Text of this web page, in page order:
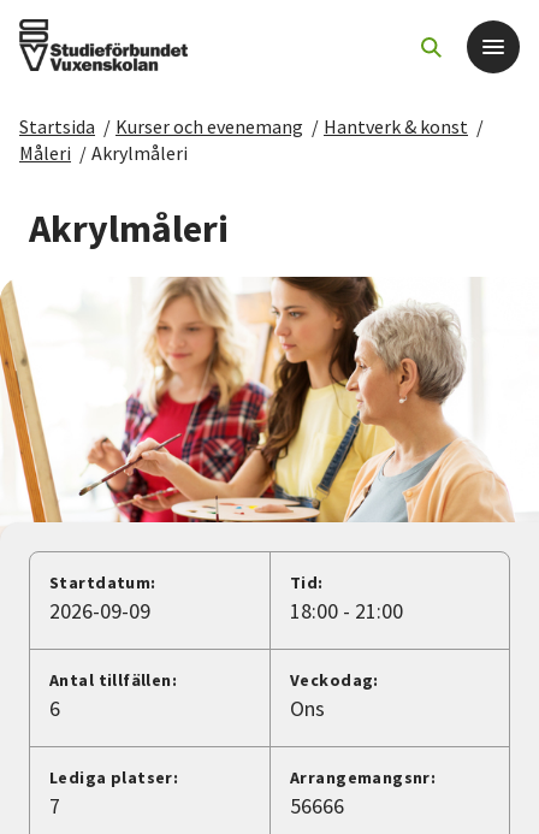
Det här gör vi
För dig som
Sök kurser och evenemang
Om SV
Starta studiecirkel
Cirkelledare
Nyheter
Avdelningar
Lyssna
Startsida / Kurser och evenemang / Hantverk & konst /
Måleri / Akrylmåleri
Akrylmåleri
Startdatum:
2026-09-09
Tid:
18:00 - 21:00
Antal tillfällen:
6
Veckodag:
Ons
Lediga platser:
7
Arrangemangsnr:
56666